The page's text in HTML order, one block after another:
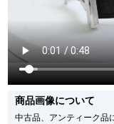
商品画像について
中古品、アンティーク品
※当店では店頭販売も行っ
間差で在庫切れになる場合
予めご了承くださいませ。
また、ご来店にてご購入
メールにてお問い合わせい
※アンティーク品やユーズ
※表示の定価は、入荷時の
現在の定価と異なる場合